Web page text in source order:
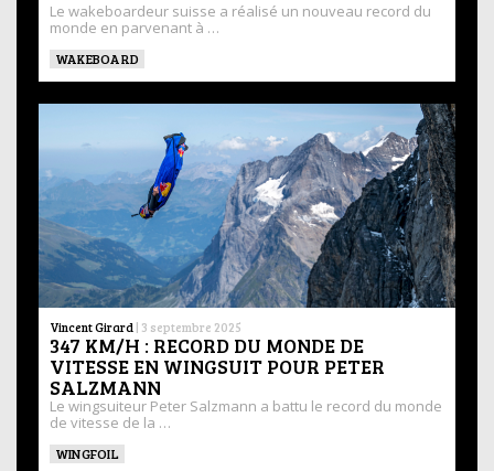
Le wakeboardeur suisse a réalisé un nouveau record du
monde en parvenant à …
WAKEBOARD
Vincent Girard | 3 septembre 2025
347 KM/H : RECORD DU MONDE DE
VITESSE EN WINGSUIT POUR PETER
SALZMANN
Le wingsuiteur Peter Salzmann a battu le record du monde
de vitesse de la …
WINGFOIL